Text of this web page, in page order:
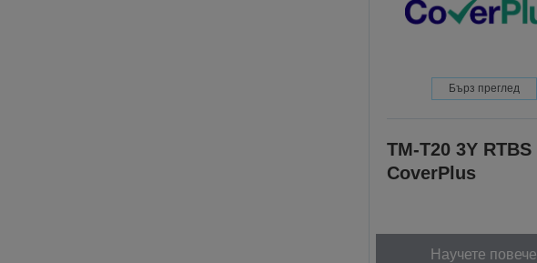
Бърз преглед
TM-T20 3Y RTBS
CoverPlus
Научете повече